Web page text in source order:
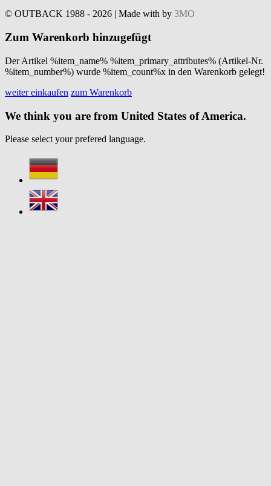
© OUTBACK 1988 - 2026 | Made with by 3MO
Zum Warenkorb hinzugefügt
Der Artikel %item_name% %item_primary_attributes% (Artikel-Nr.
%item_number%) wurde %item_count%x in den Warenkorb gelegt!
weiter einkaufen zum Warenkorb
We think you are from United States of America.
Please select your prefered language.